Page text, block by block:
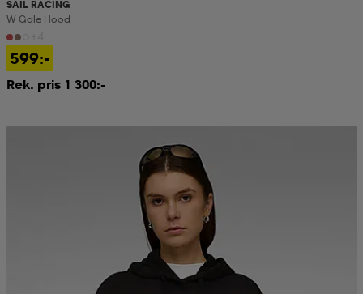
SAIL RACING
W Gale Hood
599:-
Rek. pris 1 300:-